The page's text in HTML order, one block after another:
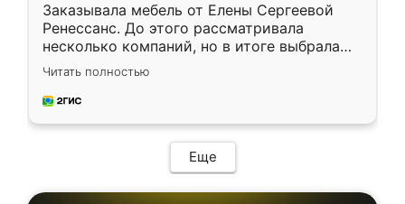
Заказывала мебель от Елены Сергеевой
Ренессанс. До этого рассматривала
несколько компаний, но в итоге выбрала
эту. Сначала обговорили условия, потом
приехал замерщик, всё спокойно объяснил
и снял размеры. Изготовили в срок, с
мебель сразу встала на свое место без
каких-либо доработок. Качеством осталась
довольна, все выглядит так, как и ожидала.
Читать полностью
Еще